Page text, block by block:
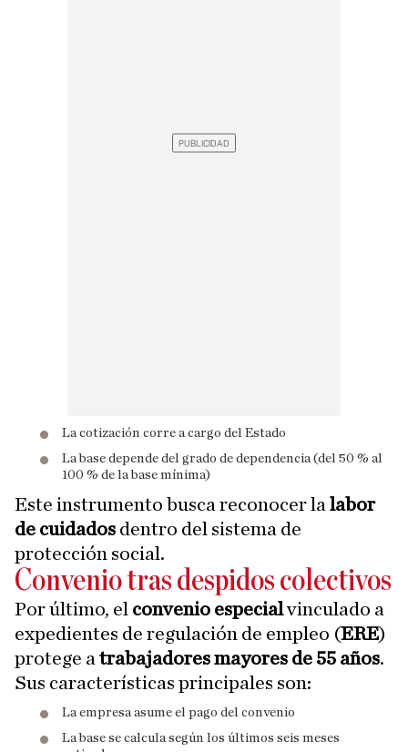
La cotización corre a cargo del Estado
La base depende del grado de dependencia (del 50 % al
100 % de la base mínima)
Este instrumento busca reconocer la labor
de cuidados dentro del sistema de
protección social.
Convenio tras despidos colectivos
Por último, el convenio especialvinculado a
expedientes de regulación de empleo (ERE)
protege a trabajadores mayores de 55 años.
Sus características principales son:
La empresa asume el pago del convenio
La base se calcula según los últimos seis meses